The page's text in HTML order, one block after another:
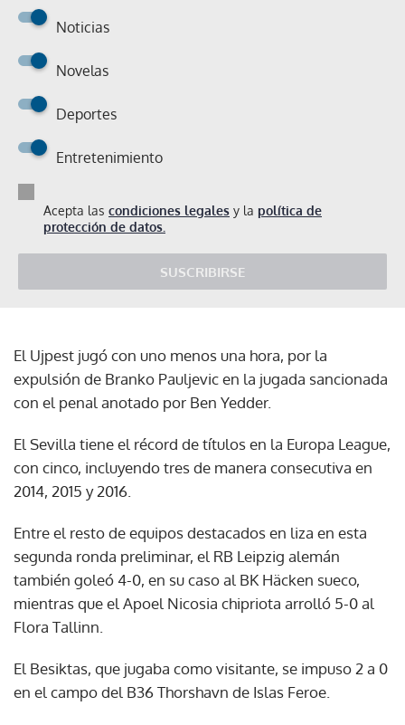
Noticias
Novelas
Deportes
Entretenimiento
Acepta las condiciones legales y la política de
protección de datos.
SUSCRIBIRSE
El Ujpest jugó con uno menos una hora, por la
expulsión de Branko Pauljevic en la jugada sancionada
con el penal anotado por Ben Yedder.
El Sevilla tiene el récord de títulos en la Europa League,
con cinco, incluyendo tres de manera consecutiva en
2014, 2015 y 2016.
Entre el resto de equipos destacados en liza en esta
segunda ronda preliminar, el RB Leipzig alemán
también goleó 4-0, en su caso al BK Häcken sueco,
mientras que el Apoel Nicosia chipriota arrolló 5-0 al
Flora Tallinn.
El Besiktas, que jugaba como visitante, se impuso 2 a 0
en el campo del B36 Thorshavn de Islas Feroe.